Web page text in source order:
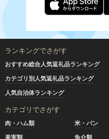
ランキングでさがす
おすすめ総合人気返礼品ランキング
カテゴリ別人気返礼品ランキング
人気自治体ランキング
カテゴリでさがす
肉・ハム類 米・パン
果実類
魚介類